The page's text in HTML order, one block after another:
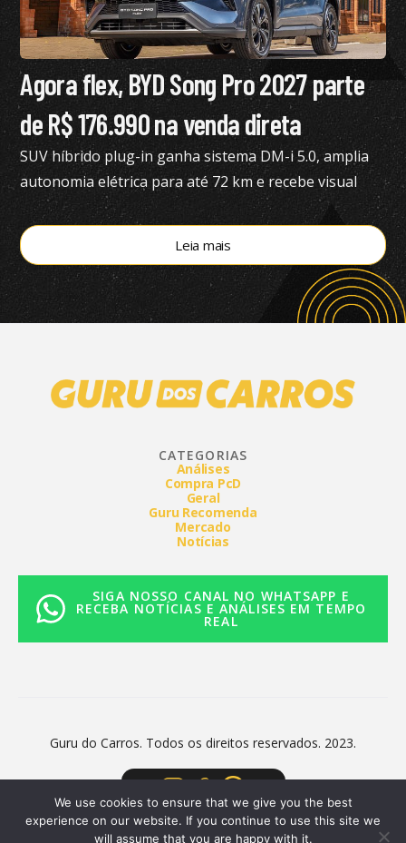
Agora flex, BYD Song Pro 2027 parte
de R$ 176.990 na venda direta
SUV híbrido plug-in ganha sistema DM-i 5.0, amplia
autonomia elétrica para até 72 km e recebe visual
renovado
Leia mais
CATEGORIAS
Análises
Compra PcD
Geral
Guru Recomenda
Mercado
Notícias
SIGA NOSSO CANAL NO WHATSAPP E
RECEBA NOTÍCIAS E ANÁLISES EM TEMPO
REAL
Guru do Carros. Todos os direitos reservados. 2023.
We use cookies to ensure that we give you the best
experience on our website. If you continue to use this site we
will assume that you are happy with it.